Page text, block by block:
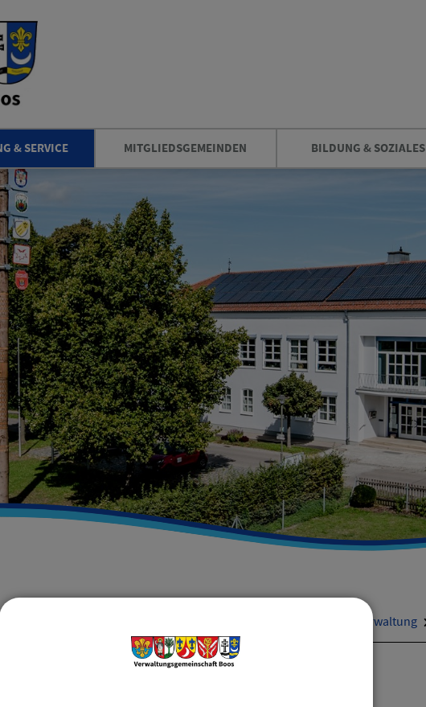
& SERVICE MITGLIEDSGEMEINDEN BILDUNG & SOZIALES
Verwaltung